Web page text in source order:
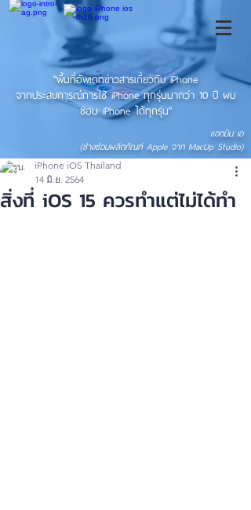
"พื้นที่อัพเดทข่าวสารเกี่ยวกับ iPhone
จากประสบการณ์การใช้ iPhone ทุกรุ่นมากว่า 10 ปี ผม
ซ่อม iPhone ได้ทุกรุ่น"
แอดมิน เอ
(ช่างซ่อมผลิตภัณฑ์ Apple จาก MacUp Studio)
สิ่งที่ iOS 15 ควรทำแต่ไม่ได้ทำ
iPhone iOS Thailand
14 มิ.ย. 2564